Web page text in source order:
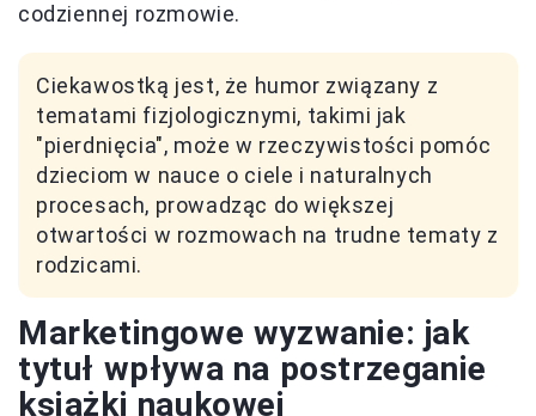
codziennej rozmowie.
Ciekawostką jest, że humor związany z
tematami fizjologicznymi, takimi jak
"pierdnięcia", może w rzeczywistości pomóc
dzieciom w nauce o ciele i naturalnych
procesach, prowadząc do większej
otwartości w rozmowach na trudne tematy z
rodzicami.
Marketingowe wyzwanie: jak
tytuł wpływa na postrzeganie
książki naukowej